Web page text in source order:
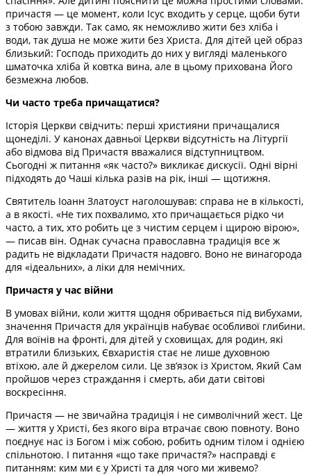
причастя — це момент, коли Ісус входить у серце, щоби бути
з тобою завжди. Так само, як неможливо жити без хліба і
води, так душа не може жити без Христа. Для дітей цей образ
близький: Господь приходить до них у вигляді маленького
шматочка хліба й ковтка вина, але в цьому прихована Його
безмежна любов.
Чи часто треба причащатися?
Історія Церкви свідчить: перші християни причащалися
щонеділі. У канонах давньої Церкви відсутність на Літургії
або відмова від Причастя вважалися відступництвом.
Сьогодні ж питання «як часто?» викликає дискусії. Одні вірні
підходять до Чаші кілька разів на рік, інші — щотижня.
Святитель Іоанн Златоуст наголошував: справа не в кількості,
а в якості. «Не тих похвалимо, хто причащається рідко чи
часто, а тих, хто робить це з чистим серцем і щирою вірою»,
— писав він. Однак сучасна православна традиція все ж
радить не відкладати Причастя надовго. Воно не винагорода
для «ідеальних», а ліки для немічних.
Причастя у час війни
В умовах війни, коли життя щодня обривається під вибухами,
значення Причастя для українців набуває особливої глибини.
Для воїнів на фронті, для дітей у сховищах, для родин, які
втратили близьких, Євхаристія стає не лише духовною
втіхою, але й джерелом сили. Це зв’язок із Христом, Який Сам
пройшов через страждання і смерть, аби дати світові
воскресіння.
Причастя — не звичайна традиція і не символічний жест. Це
— життя у Христі, без якого віра втрачає свою повноту. Воно
поєднує нас із Богом і між собою, робить одним тілом і однією
спільнотою. І питання «що таке причастя?» насправді є
питанням: ким ми є у Христі та для чого ми живемо?